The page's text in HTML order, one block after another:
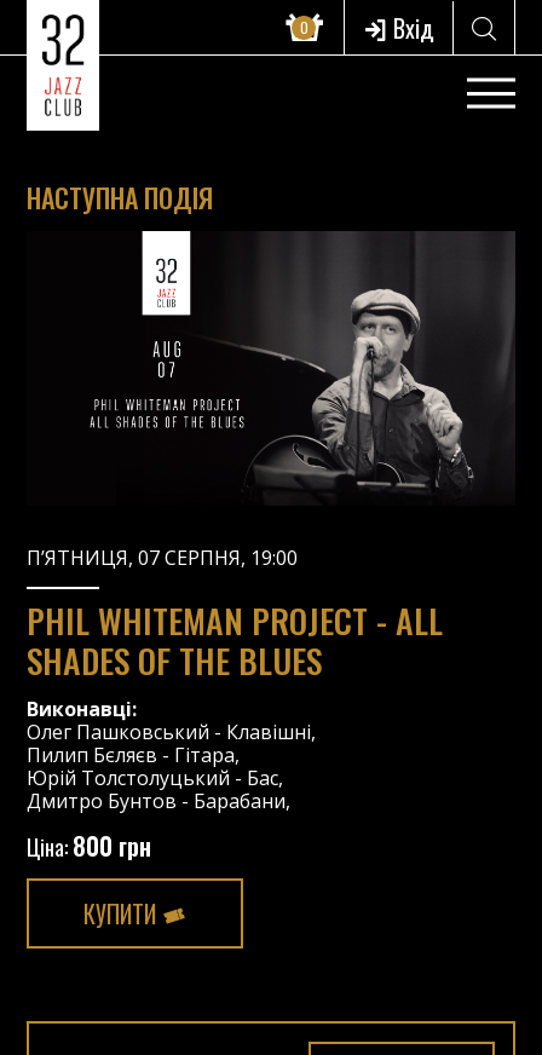
0 Вхід
НАСТУПНА ПОДІЯ
П’ЯТНИЦЯ, 07 СЕРПНЯ, 19:00
PHIL WHITEMAN PROJECT - ALL
SHADES OF THE BLUES
Виконавці:
Олег Пашковський - Клавішні,
Пилип Бєляєв - Гітара,
Юрій Толстолуцький - Бас,
Дмитро Бунтов - Барабани,
Ціна:800 грн
КУПИТИ